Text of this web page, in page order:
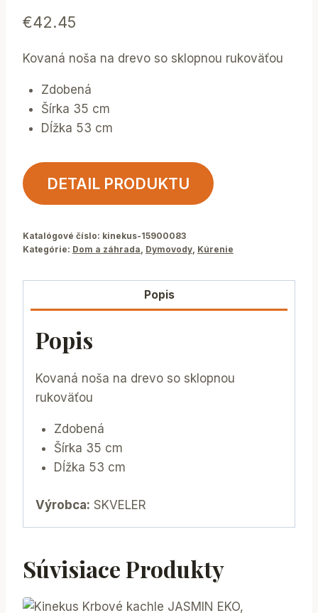
€42.45
Kovaná noša na drevo so sklopnou rukoväťou
Zdobená
Šírka 35 cm
Dĺžka 53 cm
DETAIL PRODUKTU
Katalógové číslo: kinekus-15900083
Kategórie: Dom a záhrada, Dymovody, Kúrenie
Popis
Popis
Kovaná noša na drevo so sklopnou
rukoväťou
Zdobená
Šírka 35 cm
Dĺžka 53 cm
Výrobca: SKVELER
Súvisiace Produkty